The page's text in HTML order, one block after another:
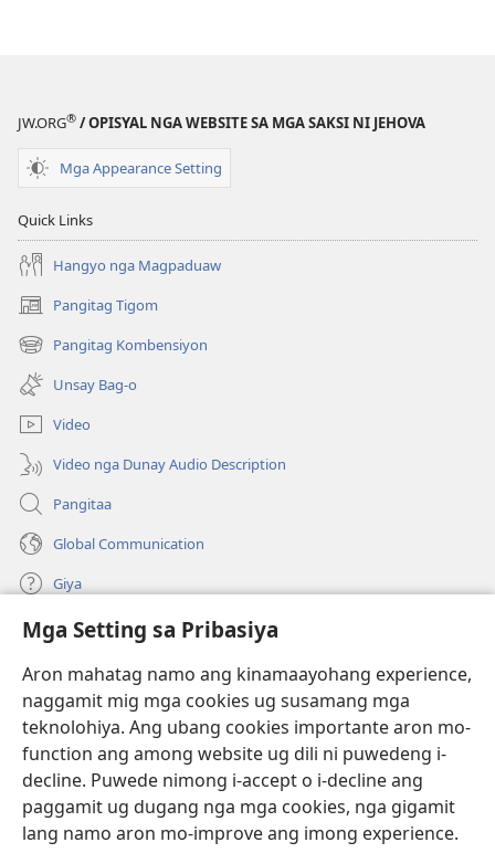
Mga Setting sa Pribasiya
Aron mahatag namo ang kinamaayohang experience,
naggamit mig mga cookies ug susamang mga
teknolohiya. Ang ubang cookies importante aron mo-
function ang among website ug dili ni puwedeng i-
decline. Puwede nimong i-accept o i-decline ang
paggamit ug dugang nga mga cookies, nga gigamit
lang namo aron mo-improve ang imong experience.
JW.ORG® / OPISYAL NGA WEBSITE SA MGA SAKSI NI JEHOVA
Mga Appearance Setting
Quick Links
Hangyo nga Magpaduaw
Pangitag Tigom
(mo-
open
ug
bag-
ong
window)
Pangitag Kombensiyon
(mo-
open
ug
bag-
ong
window)
Unsay Bag-o
Video
Video nga Dunay Audio Description
Pangitaa
Global Communication
Giya
Donasyon
(mo-
open
bag-
ong
window)
Watchtower ONLINE NGA LIBRARYA
(mo-
open
ug
bag-
window)
JW Hub
(mo-
open
ug
bag-
ong
JW Library